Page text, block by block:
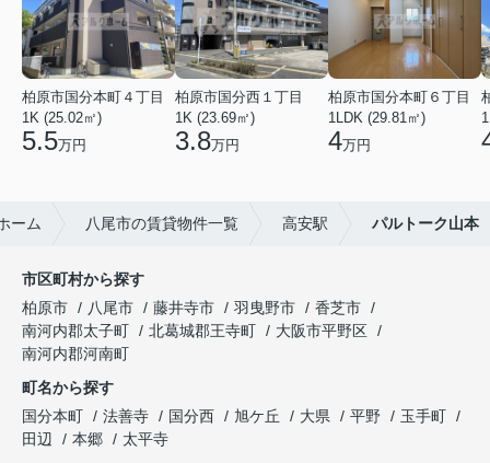
柏原市国分本町４丁目
1K (25.02㎡)
5.5万円
柏原市国分西１丁目
1K (23.69㎡)
3.8万円
柏原市国分本町６丁目
1LDK (29.81㎡)
4万円
ーム 八尾市の賃貸物件一覧 高安駅 パルトーク山本
市区町村から探す
柏原市
八尾市 藤井寺市 羽曳野市
香芝市
南河内郡太子町
北葛城郡王寺町
大阪市平野区
南河内郡河南町
町名から探す
国分本町
法善寺 国分西 旭ケ丘 大県 平野
玉手町
田辺
本郷
太平寺